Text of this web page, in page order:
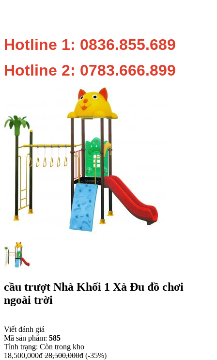
Hotline 1: 0836.855.689
Hotline 2: 0783.666.899
cầu trượt Nhà Khối 1 Xà Đu đồ chơi
ngoài trời
Viết đánh giá
Mã sản phẩm: 585
Tình trạng: Còn trong kho
18,500,000đ 28,500,000đ (-35%)